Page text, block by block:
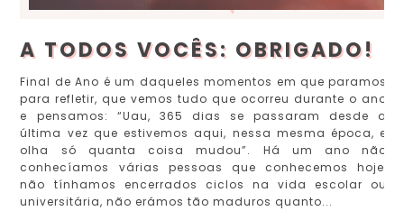
A TODOS VOCÊS: OBRIGADO!
Final de Ano é um daqueles momentos em que paramos
para refletir, que vemos tudo que ocorreu durante o ano
e pensamos: “Uau, 365 dias se passaram desde a
última vez que estivemos aqui, nessa mesma época, e
olha só quanta coisa mudou”. Há um ano não
conhecíamos várias pessoas que conhecemos hoje,
não tínhamos encerrados ciclos na vida escolar ou
universitária, não erámos tão maduros quanto...